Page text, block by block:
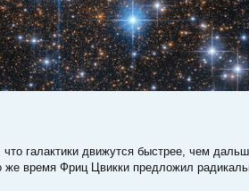
галактики движутся быстрее, чем
время Фриц Цвикки предложил